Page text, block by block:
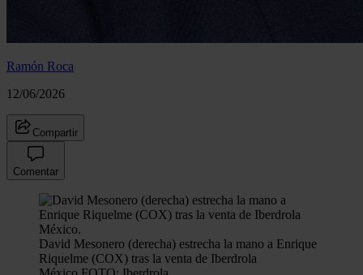
Ramón Roca
12/06/2026
Compartir
Comentar
David Mesonero (derecha) estrecha la mano a Enrique
Riquelme (COX) tras la venta de Iberdrola